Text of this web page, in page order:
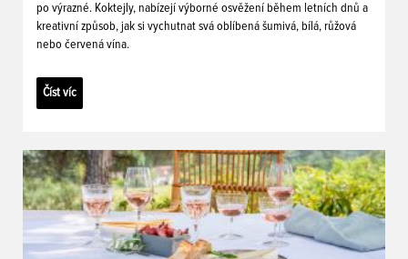
po výrazné. Koktejly, nabízejí výborné osvěžení během letních dnů a
kreativní způsob, jak si vychutnat svá oblíbená šumivá, bílá, růžová
nebo červená vína.
Číst víc